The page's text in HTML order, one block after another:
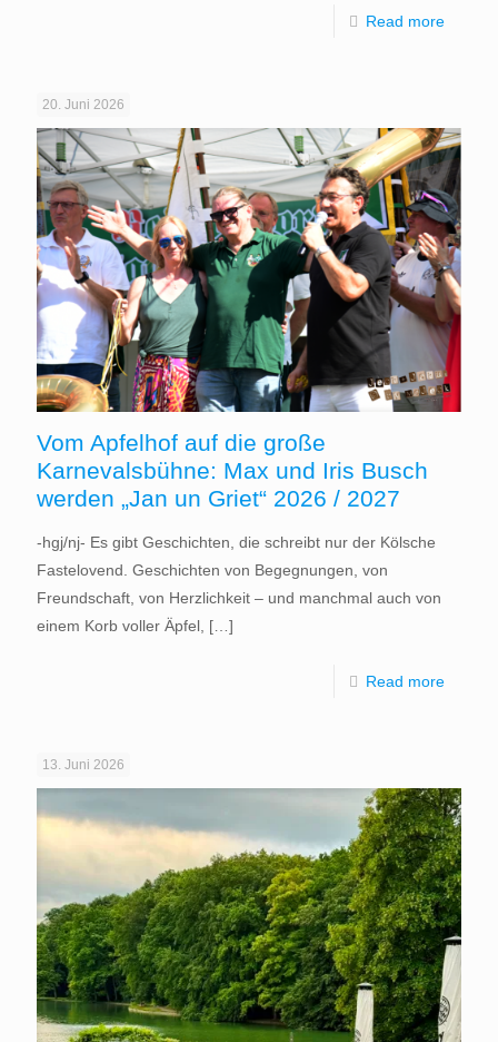
Read more
20. Juni 2026
Vom Apfelhof auf die große
Karnevalsbühne: Max und Iris Busch
werden „Jan un Griet“ 2026 / 2027
-hgj/nj- Es gibt Geschichten, die schreibt nur der Kölsche
Fastelovend. Geschichten von Begegnungen, von
Freundschaft, von Herzlichkeit – und manchmal auch von
einem Korb voller Äpfel, […]
Read more
13. Juni 2026